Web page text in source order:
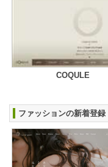
COQULE
ファッションの新着登録